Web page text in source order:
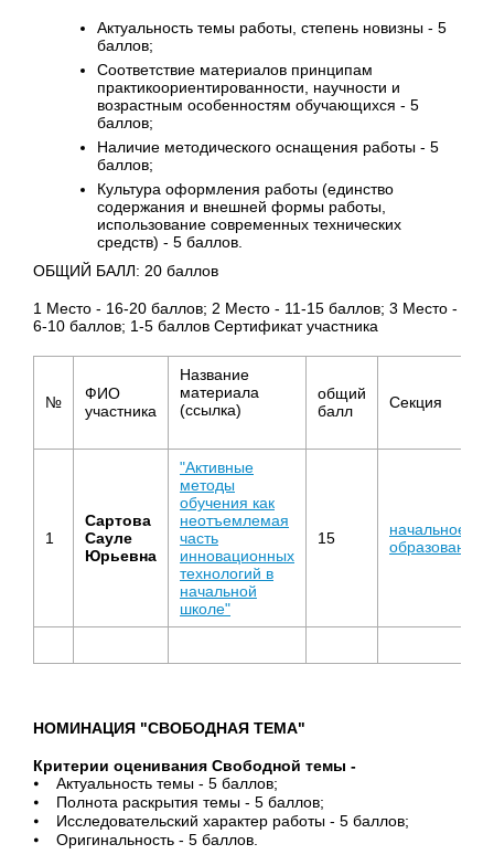
Актуальность темы работы, степень новизны - 5
баллов;
Соответствие материалов принципам
практикоориентированности, научности и
возрастным особенностям обучающихся - 5
баллов;
Наличие методического оснащения работы - 5
баллов;
Культура оформления работы (единство
содержания и внешней формы работы,
использование современных технических
средств) - 5 баллов.
ОБЩИЙ БАЛЛ: 20 баллов
1 Место - 16-20 баллов; 2 Место - 11-15 баллов; 3 Место -
6-10 баллов; 1-5 баллов Сертификат участника
№
ФИО
участника
Название
материала
(ссылка)
общий
балл
Секция
1
Сартова
Сауле
Юрьевна
"Активные
методы
обучения как
неотъемлемая
часть
инновационных
технологий в
начальной
школе"
15
начальное
образование
НОМИНАЦИЯ "СВОБОДНАЯ ТЕМА"
Критерии оценивания Свободной темы -
⦁ Актуальность темы - 5 баллов;
⦁ Полнота раскрытия темы - 5 баллов;
⦁ Исследовательский характер работы - 5 баллов;
⦁ Оригинальность - 5 баллов.